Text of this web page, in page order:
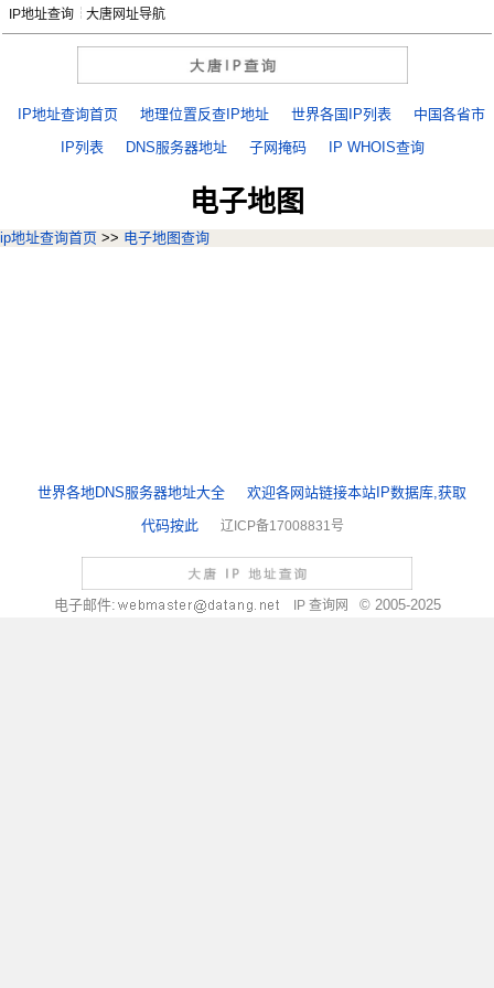
大唐网址导航
IP地址查询
IP地址查询首页 地理位置反查IP地址 世界各国IP列表
中国各省市
IP列表
DNS服务器地址 子网掩码 IP WHOIS查询
电子地图
ip地址查询首页 >> 电子地图查询
世界各地DNS服务器地址大全
欢迎各网站链接本站IP数据库,获取
代码按此
辽ICP备17008831号
电子邮件: IP 查询网 © 2005-2025